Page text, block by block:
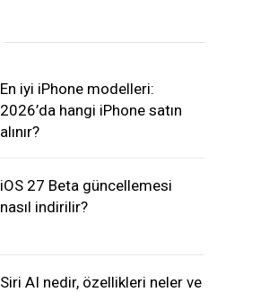
En iyi iPhone modelleri:
2026’da hangi iPhone satın
alınır?
iOS 27 Beta güncellemesi
nasıl indirilir?
Siri AI nedir, özellikleri neler ve